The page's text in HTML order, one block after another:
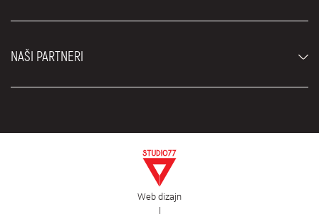
Blog
O nama
Rent a car Beograd Royal
NAŠI PARTNERI
EDePro
Web dizajn
|